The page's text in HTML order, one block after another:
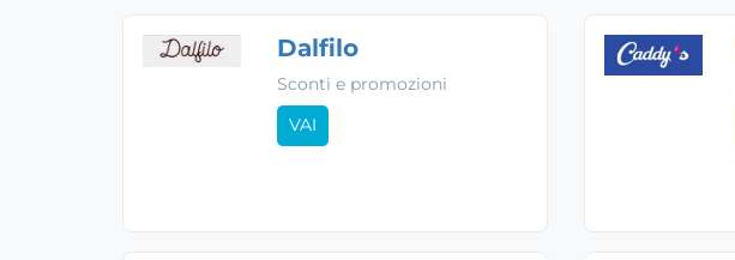
Dalfilo
Sconti e promozioni
VAI